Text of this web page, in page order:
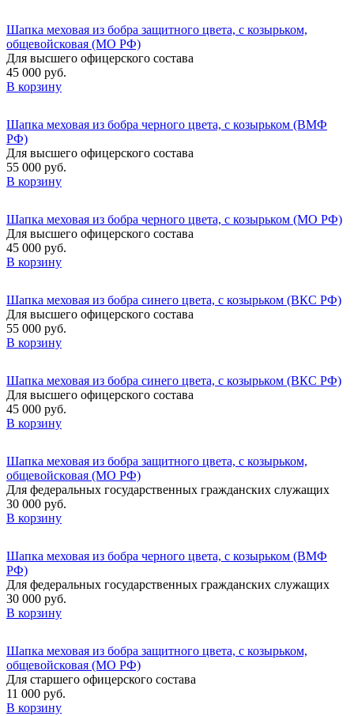
Шапка меховая из бобра защитного цвета, с козырьком,
общевойсковая (МО РФ)
Для высшего офицерского состава
45 000 руб.
В корзину
Шапка меховая из бобра черного цвета, с козырьком (ВМФ
РФ)
Для высшего офицерского состава
55 000 руб.
В корзину
Шапка меховая из бобра черного цвета, с козырьком (МО РФ)
Для высшего офицерского состава
45 000 руб.
В корзину
Шапка меховая из бобра синего цвета, с козырьком (ВКС РФ)
Для высшего офицерского состава
55 000 руб.
В корзину
Шапка меховая из бобра синего цвета, с козырьком (ВКС РФ)
Для высшего офицерского состава
45 000 руб.
В корзину
Шапка меховая из бобра защитного цвета, с козырьком,
общевойсковая (МО РФ)
Для федеральных государственных гражданских служащих
30 000 руб.
В корзину
Шапка меховая из бобра черного цвета, с козырьком (ВМФ
РФ)
Для федеральных государственных гражданских служащих
30 000 руб.
В корзину
Шапка меховая из бобра защитного цвета, с козырьком,
общевойсковая (МО РФ)
Для старшего офицерского состава
11 000 руб.
В корзину